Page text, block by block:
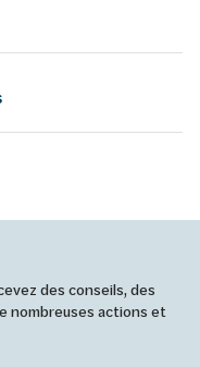
des conseils, des
nombreuses actions et